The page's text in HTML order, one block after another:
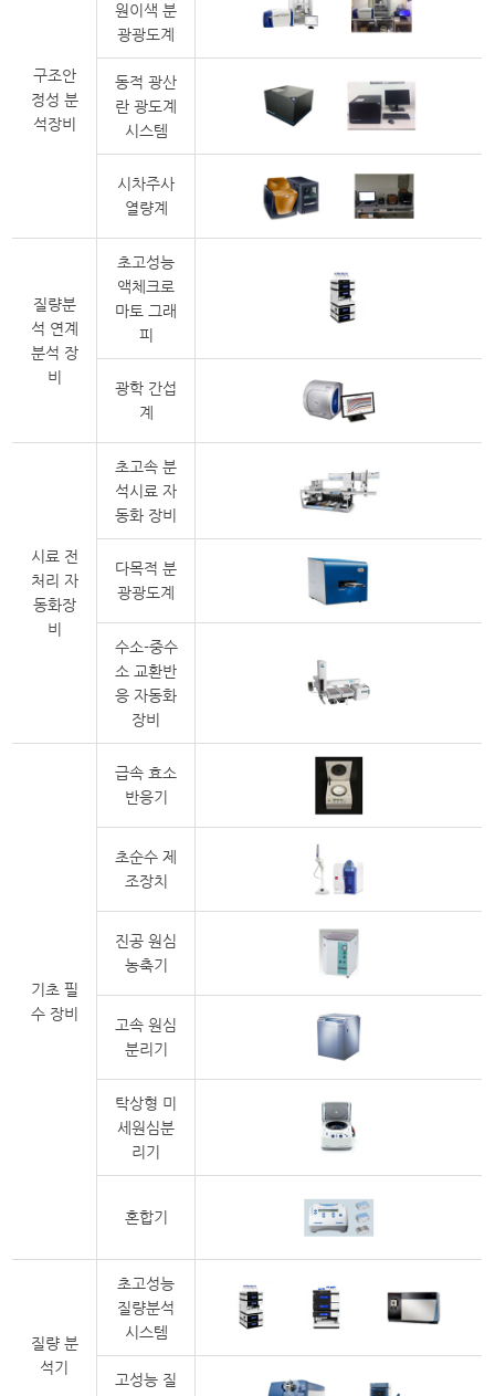
구조안
정성 분
석장비
원이색 분
광광도계
동적 광산
란 광도계
시스템
시차주사
열량계
질량분
석 연계
분석 장
비
초고성능
액체크로
마토 그래
피
광학 간섭
계
시료 전
처리 자
동화장
비
초고속 분
석시료 자
동화 장비
다목적 분
광광도계
수소-중수
소 교환반
응 자동화
장비
기초 필
수 장비
급속 효소
반응기
초순수 제
조장치
진공 원심
농축기
고속 원심
분리기
탁상형 미
세원심분
리기
혼합기
질량 분
석기
초고성능
질량분석
시스템
고성능 질